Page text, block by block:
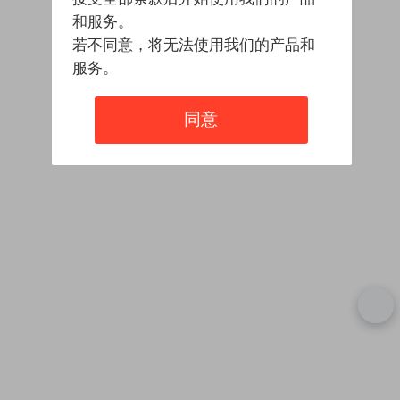
和服务。
若不同意，将无法使用我们的产品和
服务。
同意